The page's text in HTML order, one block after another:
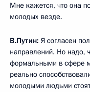
Мне кажется, что она
молодых везде.
В.Путин: Я согласен
направлений. Но надо,
формальными в сфере
реально
молодыми людьми